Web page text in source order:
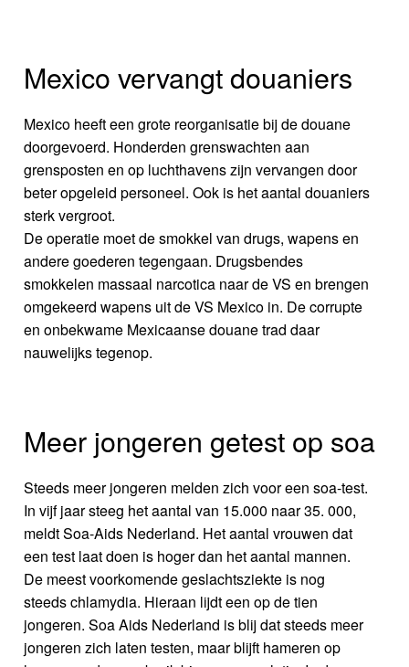
Mexico vervangt douaniers
Mexico heeft een grote reorganisatie bij de douane
doorgevoerd. Honderden grenswachten aan
grensposten en op luchthavens zijn vervangen door
beter opgeleid personeel. Ook is het aantal douaniers
sterk vergroot.
De operatie moet de smokkel van drugs, wapens en
andere goederen tegengaan. Drugsbendes
smokkelen massaal narcotica naar de VS en brengen
omgekeerd wapens uit de VS Mexico in. De corrupte
en onbekwame Mexicaanse douane trad daar
nauwelijks tegenop.
Meer jongeren getest op soa
Steeds meer jongeren melden zich voor een soa-test.
In vijf jaar steeg het aantal van 15.000 naar 35. 000,
meldt Soa-Aids Nederland. Het aantal vrouwen dat
een test laat doen is hoger dan het aantal mannen.
De meest voorkomende geslachtsziekte is nog
steeds chlamydia. Hieraan lijdt een op de tien
jongeren. Soa Aids Nederland is blij dat steeds meer
jongeren zich laten testen, maar blijft hameren op